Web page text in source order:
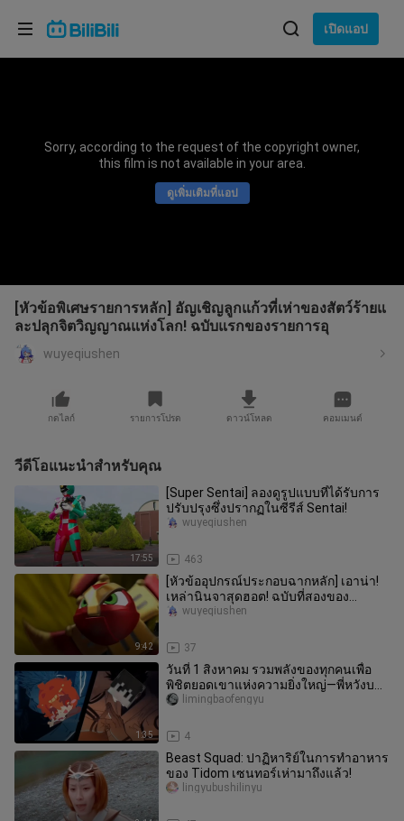
เปิดแอป
Sorry, according to the request of the copyright owner,
this film is not available in your area.
ดูเพิ่มเติมที่แอป
[หัวข้อพิเศษรายการหลัก] อัญเชิญลูกแก้วที่เห่าของสัตว์ร้ายแ
ละปลุกจิตวิญญาณแห่งโลก! ฉบับแรกของรายการอุ
wuyeqiushen
กดไลก์ รายการโปรด ดาวน์โหลด คอมเมนต์
วีดีโอแนะนำสำหรับคุณ
17:55
[Super Sentai] ลองดูรูปแบบที่ได้รับการ
ปรับปรุงซึ่งปรากฏในซีรีส์ Sentai!
463
wuyeqiushen
9:42
[หัวข้ออุปกรณ์ประกอบฉากหลัก] เอาน่า!
เหล่านินจาสุดฮอต! ฉบับที่สองของ
รายการอุปกรณ์ประกอบฉากหลักของ Su
37
wuyeqiushen
1:35
วันที่ 1 สิงหาคม รวมพลังของทุกคนเพื่อ
พิชิตยอดเขาแห่งความยิ่งใหญ่—พี่หวังบน
จักรยาน:
4
limingbaofengyu
Beast Squad: ปาฏิหาริย์ในการทำอาหาร
ของ Tidom เซนทอร์เห่ามาถึงแล้ว!
lingyubushilinyu
เลือกภาษา